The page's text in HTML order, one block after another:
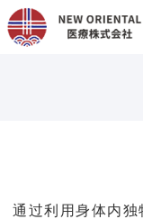
通过利用身体内